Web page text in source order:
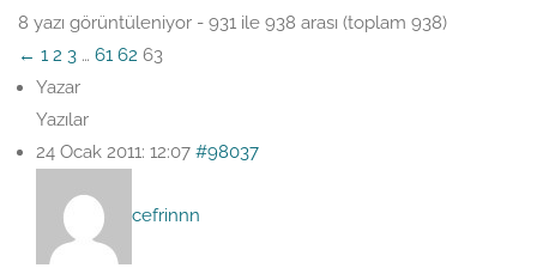
8 yazı görüntüleniyor - 931 ile 938 arası (toplam 938)
← 1 2 3 … 61 62 63
Yazar
Yazılar
24 Ocak 2011: 12:07 #98037
cefrinnn